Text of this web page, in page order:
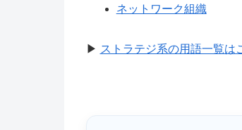
ネットワーク組織
▶ ストラテジ系の用語一覧は